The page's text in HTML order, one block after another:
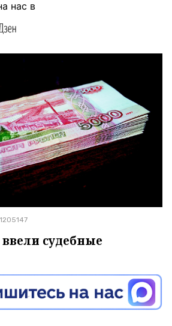
нас в
судебные